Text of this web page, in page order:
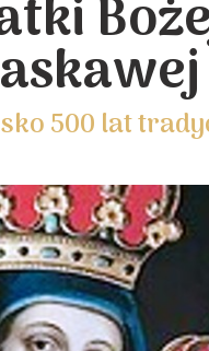
500 lat